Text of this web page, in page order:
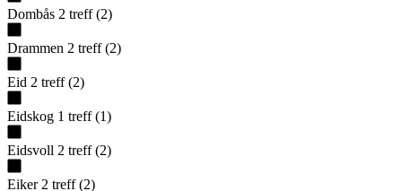
Dombås 2 treff (2)
Drammen 2 treff (2)
Eid 2 treff (2)
Eidskog 1 treff (1)
Eidsvoll 2 treff (2)
Eiker 2 treff (2)